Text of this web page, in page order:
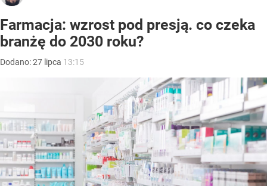
Farmacja: wzrost pod presją. co czeka
branżę do 2030 roku?
Dodano:27 lipca 13:15